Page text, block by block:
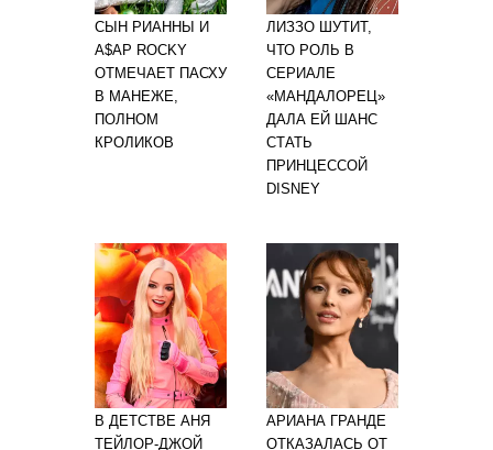
СЫН РИАННЫ И
A$AP ROCKY
ОТМЕЧАЕТ ПАСХУ
В МАНЕЖЕ,
ПОЛНОМ
КРОЛИКОВ
ЛИЗЗО ШУТИТ,
ЧТО РОЛЬ В
СЕРИАЛЕ
«МАНДАЛОРЕЦ»
ДАЛА ЕЙ ШАНС
СТАТЬ
ПРИНЦЕССОЙ
DISNEY
В ДЕТСТВЕ АНЯ
ТЕЙЛОР-ДЖОЙ
АРИАНА ГРАНДЕ
ОТКАЗАЛАСЬ ОТ